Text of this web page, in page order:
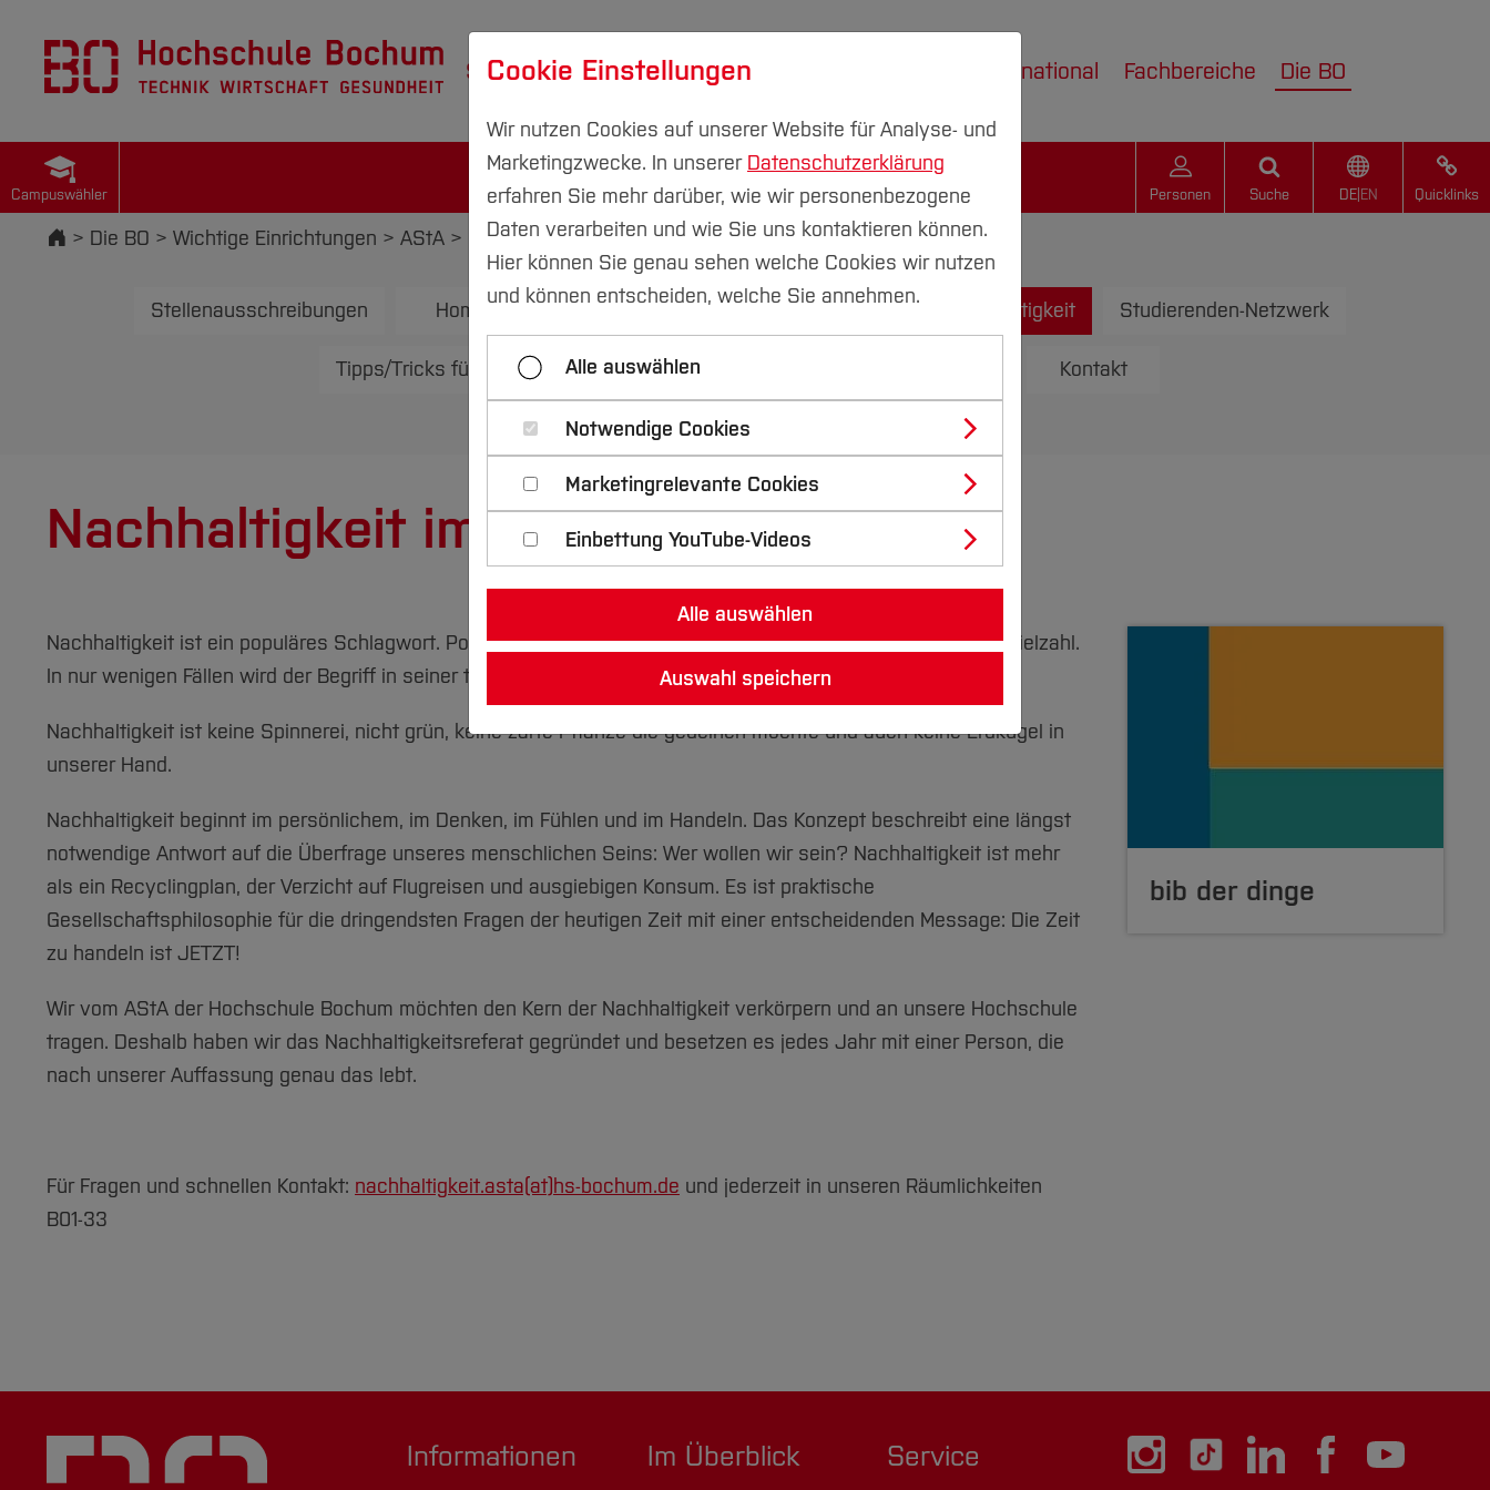
Studium Forschung & Transfer International Fachbereiche Die BO
Campuswähler Personen Suche DE| EN Quicklinks
Startseite
Die BO Wichtige Einrichtungen AStA Nachhaltigkeit
Stellenausschreibungen Home Wohnzimmer/Shop Sozialberatung Nachhaltigkeit Studierenden-Netzwerk
Tipps/Tricks fürs Studium Team Kontakt
Nachhaltigkeit im AStA
Nachhaltigkeit ist ein populäres Schlagwort. Politiker und auch Wirtschaftler benutzen den Begriff in großer Vielzahl.
In nur wenigen Fällen wird der Begriff in seiner tatsächlichen Bedeutung richtig benutzt.
Nachhaltigkeit ist keine Spinnerei, nicht grün, keine zarte Pflanze die gedeihen möchte und auch keine Erdkugel in
unserer Hand.
Nachhaltigkeit beginnt im persönlichem, im Denken, im Fühlen und im Handeln. Das Konzept beschreibt eine längst
notwendige Antwort auf die Überfrage unseres menschlichen Seins: Wer wollen wir sein? Nachhaltigkeit ist mehr
als ein Recyclingplan, der Verzicht auf Flugreisen und ausgiebigen Konsum. Es ist praktische
Gesellschaftsphilosophie für die dringendsten Fragen der heutigen Zeit mit einer entscheidenden Message: Die Zeit
zu handeln ist JETZT!
Wir vom AStA der Hochschule Bochum möchten den Kern der Nachhaltigkeit verkörpern und an unsere Hochschule
tragen. Deshalb haben wir das Nachhaltigkeitsreferat gegründet und besetzen es jedes Jahr mit einer Person, die
nach unserer Auffassung genau das lebt.
Für Fragen und schnellen Kontakt: nachhaltigkeit.asta(at)hs-bochum.de und jederzeit in unseren Räumlichkeiten
B01-33
bib der dinge
Informationen Im Überblick Service
Cookie Einstellungen
Wir nutzen Cookies auf unserer Website für Analyse- und
Marketingzwecke. In unserer Datenschutzerklärung
erfahren Sie mehr darüber, wie wir personenbezogene
Daten verarbeiten und wie Sie uns kontaktieren können.
Hier können Sie genau sehen welche Cookies wir nutzen
und können entscheiden, welche Sie annehmen.
Alle auswählen
Notwendige Cookies
Marketingrelevante Cookies
Einbettung YouTube-Videos
Alle auswählen
Auswahl speichern